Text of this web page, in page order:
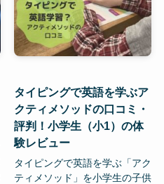
タイピングで英語を学ぶア
クティメソッドの口コミ・
評判！小学生（小1）の体
験レビュー
タイピングで英語を学ぶ「アク
ティメソッド」を小学生の子供